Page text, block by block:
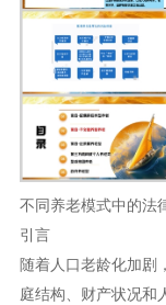
不同养老模式中的法
引言
随着人口老龄化加剧
庭结构、财产状况和